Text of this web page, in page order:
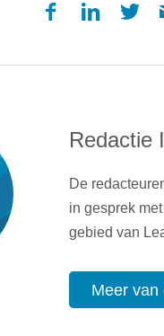
Redactie
De
in gesprek
gebied van
Meer van